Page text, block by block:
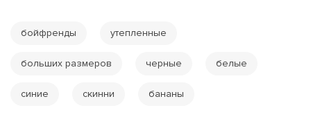
бойфренды утепленные
больших размеров черные белые
синие скинни бананы